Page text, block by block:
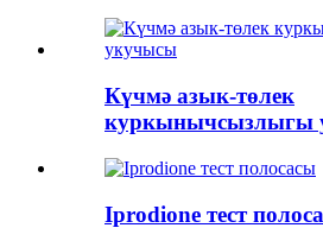
Күчмә азык-төлек
куркынычсызлыгы
Iprodione тест